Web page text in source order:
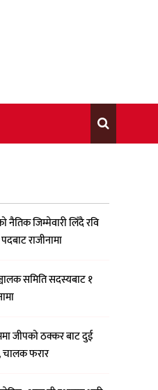
नैतिक जिम्मेवारी लिँदै रवि
राजीनामा
समिति सदस्यबाट १
जीपको ठक्कर बाट दुई
चालक फरार